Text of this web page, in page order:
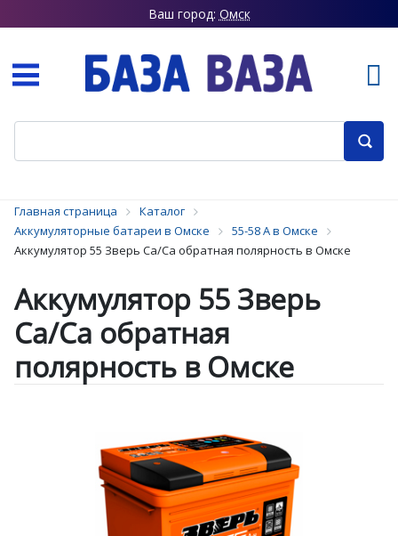
Ваш город: Омск
Главная страница
Каталог
Аккумуляторные батареи в Омске
55-58 А в Омске
Аккумулятор 55 Зверь Ca/Ca обратная полярность в Омске
Аккумулятор 55 Зверь
Ca/Ca обратная
полярность в Омске